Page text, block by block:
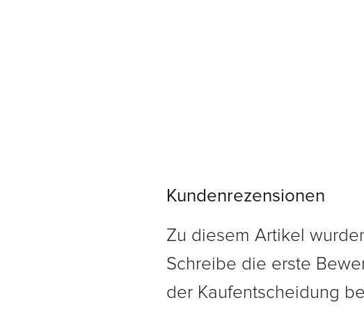
Kundenrezensionen
Zu diesem Artikel
Schreibe die erste
der Kaufentscheidung